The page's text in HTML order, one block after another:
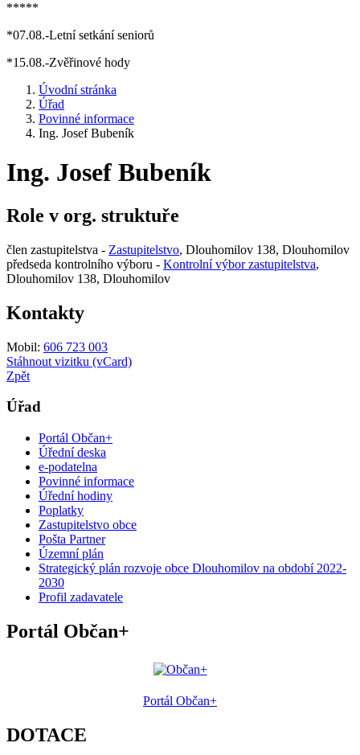
*****
*07.08.-Letní setkání seniorů
*15.08.-Zvěřinové hody
Úvodní stránka
Úřad
Povinné informace
Ing. Josef Bubeník
Ing. Josef Bubeník
Role v org. struktuře
člen zastupitelstva - Zastupitelstvo, Dlouhomilov 138, Dlouhomilov
předseda kontrolního výboru - Kontrolní výbor zastupitelstva,
Dlouhomilov 138, Dlouhomilov
Kontakty
Mobil: 606 723 003
Stáhnout vizitku (vCard)
Zpět
Úřad
Portál Občan+
Úřední deska
e-podatelna
Povinné informace
Úřední hodiny
Poplatky
Zastupitelstvo obce
Pošta Partner
Územní plán
Strategický plán rozvoje obce Dlouhomilov na období 2022-
2030
Profil zadavatele
Portál Občan+
Portál Občan+
DOTACE